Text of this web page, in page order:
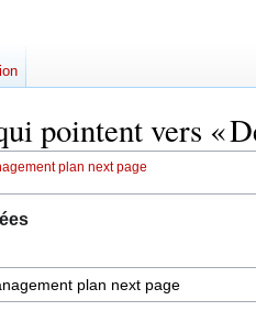
pointent vers «
plan next page